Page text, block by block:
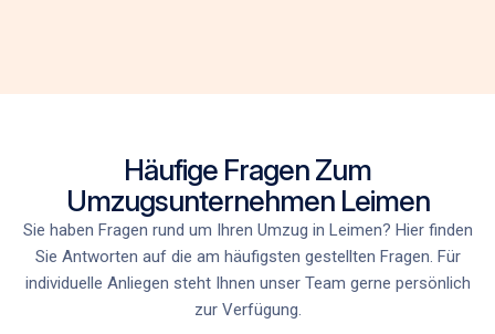
Häufige Fragen Zum
Umzugsunternehmen Leimen
Sie haben Fragen rund um Ihren Umzug in Leimen? Hier finden
Sie Antworten auf die am häufigsten gestellten Fragen. Für
individuelle Anliegen steht Ihnen unser Team gerne persönlich
zur Verfügung.